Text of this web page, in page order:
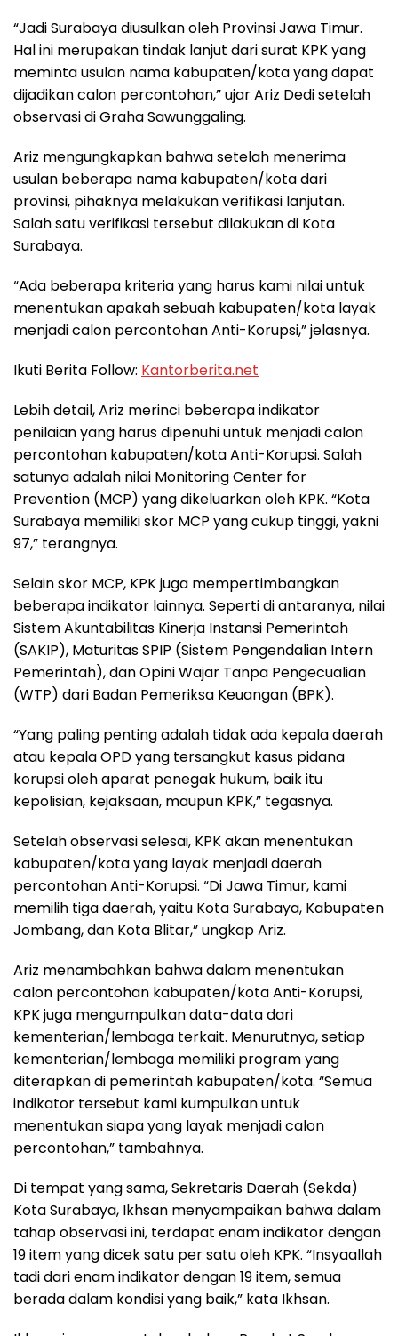
“Jadi Surabaya diusulkan oleh Provinsi Jawa Timur.
Hal ini merupakan tindak lanjut dari surat KPK yang
meminta usulan nama kabupaten/kota yang dapat
dijadikan calon percontohan,” ujar Ariz Dedi setelah
observasi di Graha Sawunggaling.
Ariz mengungkapkan bahwa setelah menerima
usulan beberapa nama kabupaten/kota dari
provinsi, pihaknya melakukan verifikasi lanjutan.
Salah satu verifikasi tersebut dilakukan di Kota
Surabaya.
“Ada beberapa kriteria yang harus kami nilai untuk
menentukan apakah sebuah kabupaten/kota layak
menjadi calon percontohan Anti-Korupsi,” jelasnya.
Ikuti Berita Follow: Kantorberita.net
Lebih detail, Ariz merinci beberapa indikator
penilaian yang harus dipenuhi untuk menjadi calon
percontohan kabupaten/kota Anti-Korupsi. Salah
satunya adalah nilai Monitoring Center for
Prevention (MCP) yang dikeluarkan oleh KPK. “Kota
Surabaya memiliki skor MCP yang cukup tinggi, yakni
97,” terangnya.
Selain skor MCP, KPK juga mempertimbangkan
beberapa indikator lainnya. Seperti di antaranya, nilai
Sistem Akuntabilitas Kinerja Instansi Pemerintah
(SAKIP), Maturitas SPIP (Sistem Pengendalian Intern
Pemerintah), dan Opini Wajar Tanpa Pengecualian
(WTP) dari Badan Pemeriksa Keuangan (BPK).
“Yang paling penting adalah tidak ada kepala daerah
atau kepala OPD yang tersangkut kasus pidana
korupsi oleh aparat penegak hukum, baik itu
kepolisian, kejaksaan, maupun KPK,” tegasnya.
Setelah observasi selesai, KPK akan menentukan
kabupaten/kota yang layak menjadi daerah
percontohan Anti-Korupsi. “Di Jawa Timur, kami
memilih tiga daerah, yaitu Kota Surabaya, Kabupaten
Jombang, dan Kota Blitar,” ungkap Ariz.
Ariz menambahkan bahwa dalam menentukan
calon percontohan kabupaten/kota Anti-Korupsi,
KPK juga mengumpulkan data-data dari
kementerian/lembaga terkait. Menurutnya, setiap
kementerian/lembaga memiliki program yang
diterapkan di pemerintah kabupaten/kota. “Semua
indikator tersebut kami kumpulkan untuk
menentukan siapa yang layak menjadi calon
percontohan,” tambahnya.
Di tempat yang sama, Sekretaris Daerah (Sekda)
Kota Surabaya, Ikhsan menyampaikan bahwa dalam
tahap observasi ini, terdapat enam indikator dengan
19 item yang dicek satu per satu oleh KPK. “Insyaallah
tadi dari enam indikator dengan 19 item, semua
berada dalam kondisi yang baik,” kata Ikhsan.